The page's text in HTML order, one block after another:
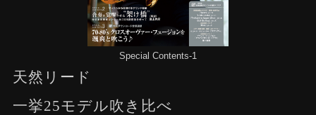
Special Contents-1
天然リード
一挙25モデル吹き比べ